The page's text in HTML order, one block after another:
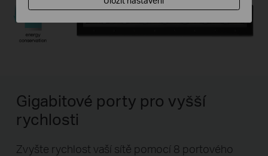
Gigabitové porty pro vyšší
rychlosti
Zvyšte rychlost vaší sítě pomocí 8 portového